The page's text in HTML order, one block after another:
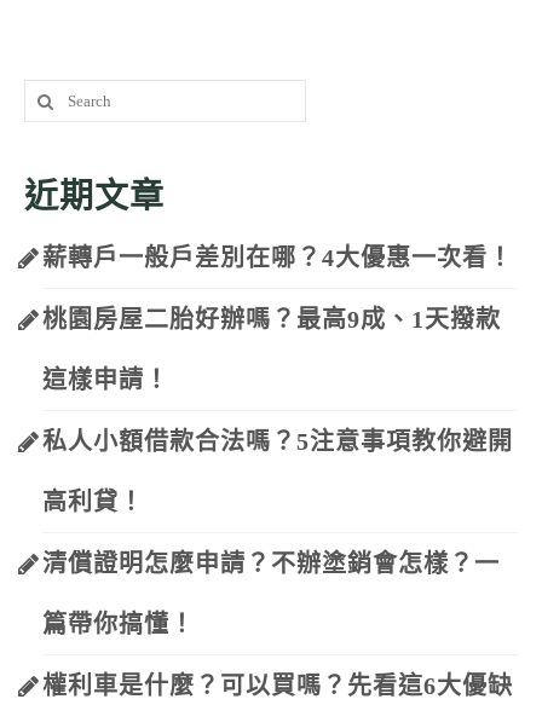
Search
for:
近期文章
薪轉戶一般戶差別在哪？4大優惠一次看！
桃園房屋二胎好辦嗎？最高9成、1天撥款
這樣申請！
私人小額借款合法嗎？5注意事項教你避開
高利貸！
清償證明怎麼申請？不辦塗銷會怎樣？一
篇帶你搞懂！
權利車是什麼？可以買嗎？先看這6大優缺